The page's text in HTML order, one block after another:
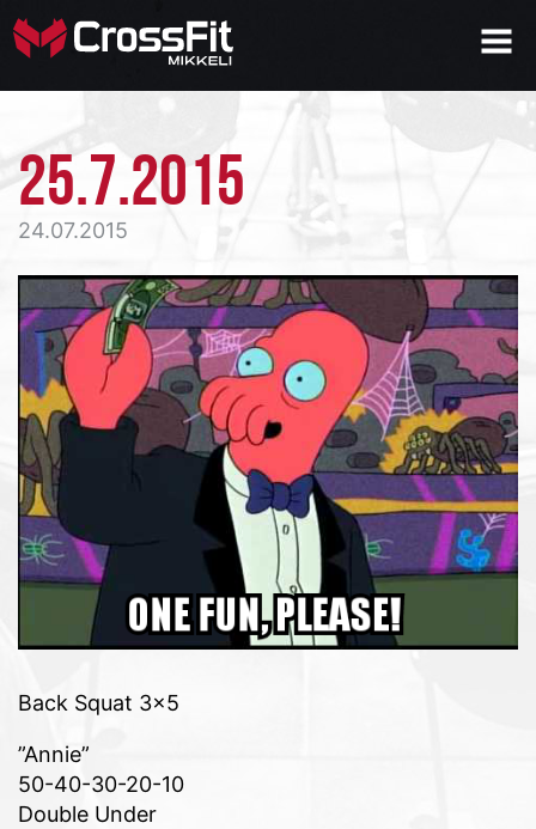
25.7.2015
24.07.2015
Back Squat 3×5
”Annie”
50-40-30-20-10
Double Under